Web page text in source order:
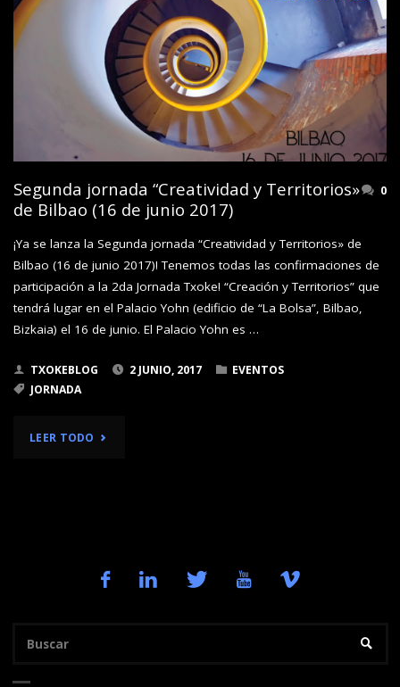
DEL
16
DE
JUNIO
2017
(BILBAO):
PROGRAMA
Y
HORARIO"
Segunda jornada “Creatividad y Territorios»
de Bilbao (16 de junio 2017)
0
¡Ya se lanza la Segunda jornada “Creatividad y Territorios» de
Bilbao (16 de junio 2017)! Tenemos todas las confirmaciones de
participación a la 2da Jornada Txoke! “Creación y Territorios” que
tendrá lugar en el Palacio Yohn (edificio de “La Bolsa”, Bilbao,
Bizkaia) el 16 de junio. El Palacio Yohn es …
TXOKEBLOG 2 JUNIO, 2017
EVENTOS
JORNADA
LEER TODO "SEGUNDA
TERRITORIOS»